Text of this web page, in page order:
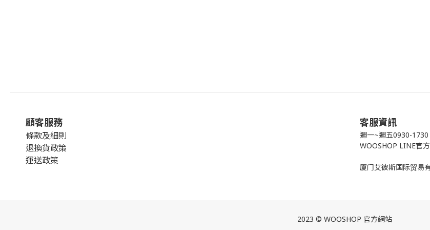
顧客服務
條款及細則
退換貨政策
運送政策
客服資訊
週一~週五0930-1730
WOOSHOP LINE官
厦门艾彼斯国际贸易
2023 © WOOSHOP 官方網站